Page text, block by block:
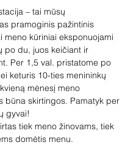
– tai mūsų
pramoginis pažintinis
meno kūriniai eksponuojami
po du, juos keičiant ir
Per 1,5 val. pristatome po
keturis 10-ties menininkų
mėnesį meno
būna skirtingos. Pamatyk per
gyvai!
tiek meno žinovams, tiek
domėtis menu.